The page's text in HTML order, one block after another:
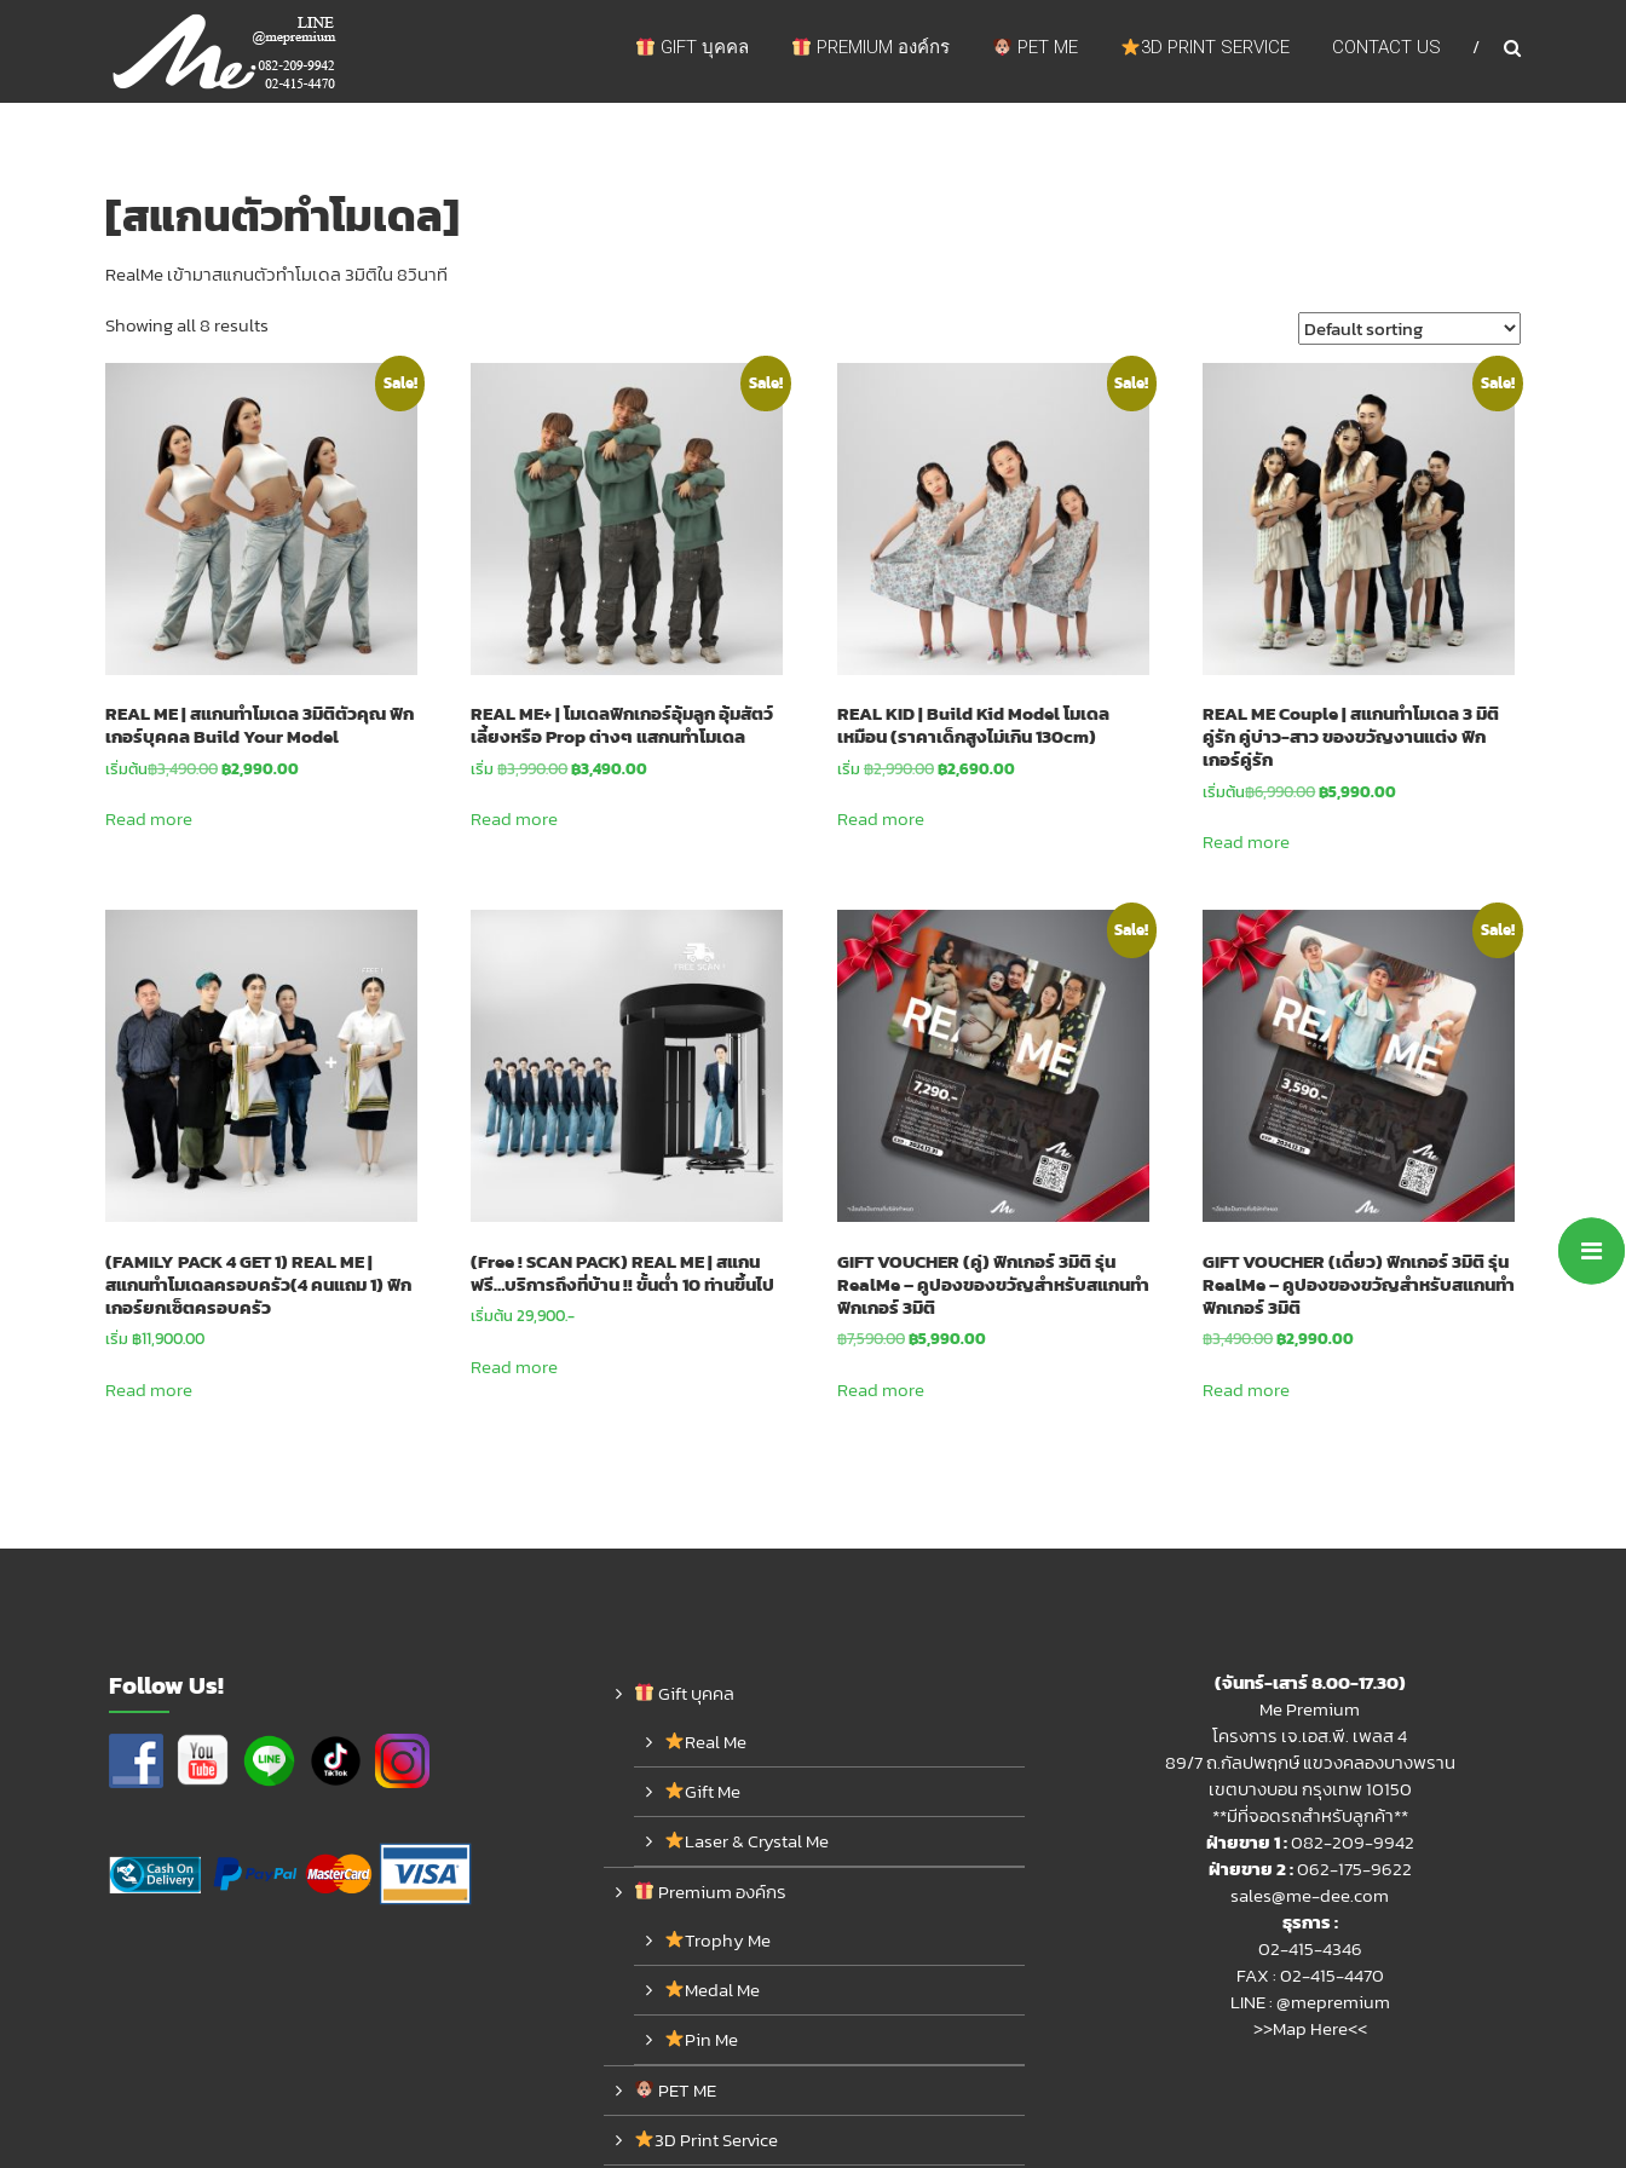
ME
PREMIUM
GIFT
CRYSTAL,
3D PRINT,
3D SCAN
อันดับ
หนึ่ง
ของ
ไทย
GIFT บุคคล PREMIUM องค์กร PET ME 3D PRINT SERVICE CONTACT US
[สแกนตัวทำโมเดล]
RealMe เข้ามาสแกนตัวทำโมเดล 3มิติใน 8วินาที
Showing all 8 results
Sale!
REAL ME | สแกนทำโมเดล 3มิติตัวคุณ ฟิก
เกอร์บุคคล Build Your Model
เริ่มต้น฿3,490.00Original
฿2,990.00Current
Read more
Sale!
REAL ME+ | โมเดลฟิกเกอร์อุ้มลูก อุ้มสัตว์
เลี้ยงหรือ Prop ต่างๆ แสกนทำโมเดล
เริ่ม฿3,990.00Original
฿3,490.00Current
Read more
Sale!
REAL KID | Build Kid Model โมเดล
เหมือน (ราคาเด็กสูงไม่เกิน 130cm)
เริ่ม ฿2,990.00Original
฿2,690.00Current
Read more
Sale!
REAL ME Couple | สแกนทำโมเดล 3 มิติ
คู่รัก คู่บ่าว-สาว ของขวัญงานแต่ง ฟิก
เกอร์คู่รัก
เริ่มต้น฿6,990.00Original
฿5,990.00Current
Read more
(FAMILY PACK 4 GET 1) REAL ME |
สแกนทำโมเดลครอบครัว(4 คนแถม 1) ฟิก
เกอร์ยกเซ็ตครอบครัว
เริ่ม ฿11,900.00
Read more
(Free ! SCAN PACK) REAL ME | สแกน
ฟรี…บริการถึงที่บ้าน !! ขั้นต่ำ 10 ท่านขึ้นไป
เริ่มต้น 29,900.-
Read more
Sale!
GIFT VOUCHER (คู่) ฟิกเกอร์ 3มิติ รุ่น
RealMe – คูปองของขวัญสำหรับสแกนทำ
ฟิกเกอร์ 3มิติ
฿7,590.00Original
was:
฿5,990.00Current
Read more
Sale!
GIFT VOUCHER (เดี่ยว) ฟิกเกอร์ 3มิติ รุ่น
RealMe – คูปองของขวัญสำหรับสแกนทำ
ฟิกเกอร์ 3มิติ
฿3,490.00Original
was:
฿2,990.00Current
Read more
Follow Us!
Gift บุคคล
Real Me
Gift Me
Laser & Crystal Me
Premium องค์กร
Trophy Me
Medal Me
Pin Me
PET ME
3D Print Service
(จันทร์-เสาร์ 8.00-17.30)
Me Premium
โครงการ เจ.เอส.พี. เพลส 4
89/7 ถ.กัลปพฤกษ์ แขวงคลองบางพราน
เขตบางบอน กรุงเทพ 10150
**มีที่จอดรถสำหรับลูกค้า**
ฝ่ายขาย 1 :082-209-9942
ฝ่ายขาย 2 :062-175-9622
sales@me-dee.com
ธุรการ :
02-415-4346
FAX : 02-415-4470
LINE :@mepremium
>>Map Here<<